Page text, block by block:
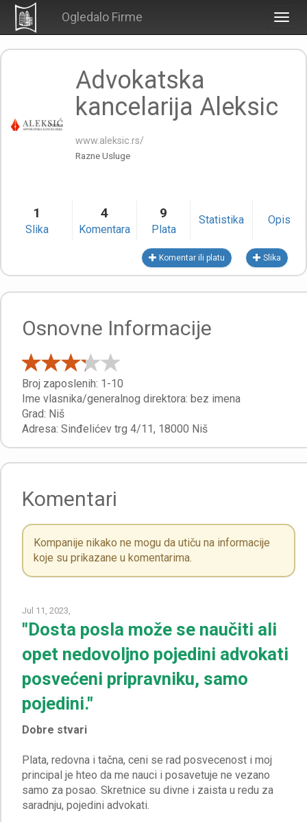
Ogledalo Firme
Advokatska
kancelarija Aleksic
www.aleksic.rs/
Razne Usluge
1
Slika
4
Komentara
9
Plata
Statistika Opis
Komentar ili platu Slika
Osnovne Informacije
Broj zaposlenih: 1-10
Ime vlasnika/generalnog direktora: bez imena
Grad: Niš
Adresa: Sinđelićev trg 4/11, 18000 Niš
Komentari
Kompanije nikako ne mogu da utiču na informacije
koje su prikazane u komentarima.
Jul 11, 2023,
"Dosta posla može se naučiti ali
opet nedovoljno pojedini advokati
posvećeni pripravniku, samo
pojedini."
Dobre stvari
Plata, redovna i tačna, ceni se rad posvecenost i moj
principal je hteo da me nauci i posavetuje ne vezano
samo za posao. Skretnice su divne i zaista u redu za